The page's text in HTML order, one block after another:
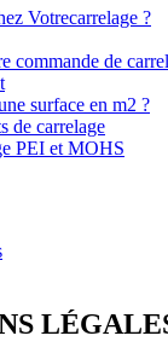
Votrecarrelage ?
commande de
surface en m2 ?
de carrelage
PEI et MOHS